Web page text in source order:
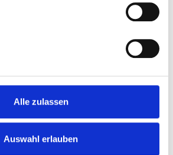
Alle zulassen
Auswahl erlauben